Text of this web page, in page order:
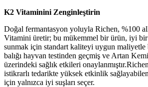
K2 Vitaminini Zenginleştirin
Doğal fermantasyon yoluyla Richen, %100
Vitamini üretir; bu mükemmel bir ürün, iyi
sunmak için standart kaliteyi uygun
balığı hayvan testinden geçmiş ve Artan
üzerindeki sağlık etkileri
istikrarlı tedarikte yüksek etkinlik
için yalnızca iyi suşları seçer.